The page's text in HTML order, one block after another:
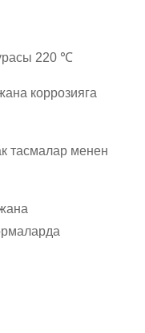
220 ℃
коррозияга
тасмалар менен